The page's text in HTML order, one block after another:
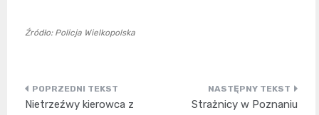
Źródło: Policja Wielkopolska
Nawigacja
Nietrzeźwy kierowca z
Strażnicy w Poznaniu